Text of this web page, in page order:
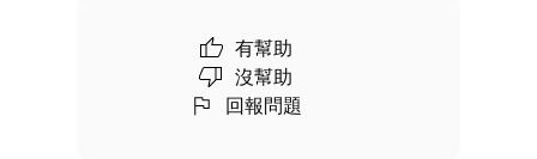
有幫助
沒幫助
回報問題